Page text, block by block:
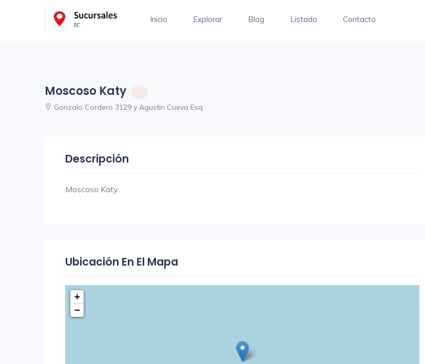
Inicio Explorar Blog Listado Contacto
Moscoso Katy
Gonzalo Cordero 3129 y Agustin Cueva Esq
Descripción
Moscoso Katy
Ubicación En El Mapa
+
−